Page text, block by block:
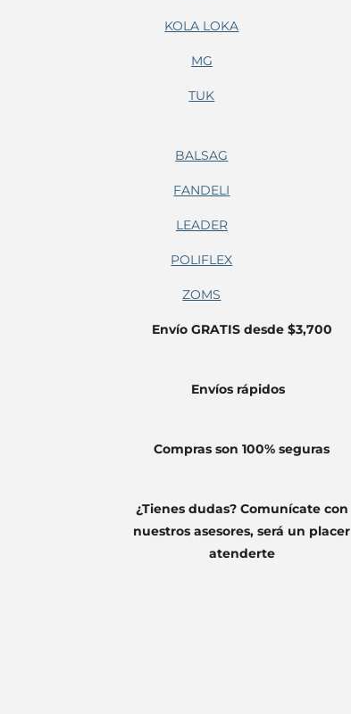
KOLA LOKA
MG
TUK
BALSAG
FANDELI
LEADER
POLIFLEX
ZOMS
Envío GRATIS desde $3,700
Envíos rápidos
Compras son 100% seguras
¿Tienes dudas? Comunícate con
nuestros asesores, será un placer
atenderte